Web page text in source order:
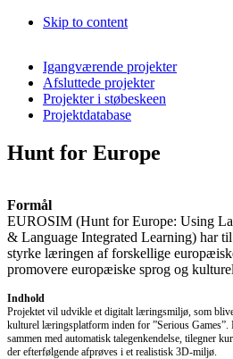
Skip to content
Igangværende projekter
Afsluttede projekter
Projekter i støbeskeen
Projektdatabase
Hunt for Europe
Formål
EUROSIM (Hunt for Europe: Using
& Language Integrated Learning) har
styrke læringen af forskellige
promovere europæiske sprog og
Indhold
Projektet vil udvikle et digitalt læringsmiljø, som
kulturel læringsplatform inden for ”Serious
sammen med automatisk talegenkendelse, tilegner
der efterfølgende afprøves i et realistisk 3D-miljø.